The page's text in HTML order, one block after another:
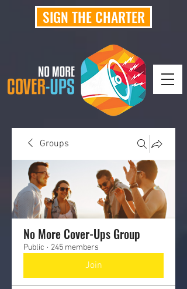
SIGN THE CHARTER
Groups
No More Cover-Ups Group
Public · 245 members
Join